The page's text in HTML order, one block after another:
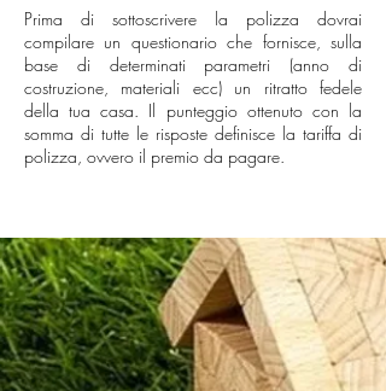
Prima di sottoscrivere la polizza dovrai
compilare un questionario che fornisce, sulla
base di determinati parametri (anno di
costruzione, materiali ecc) un ritratto fedele
della tua casa. Il punteggio ottenuto con la
somma di tutte le risposte definisce la tariffa di
polizza, ovvero il premio da pagare.